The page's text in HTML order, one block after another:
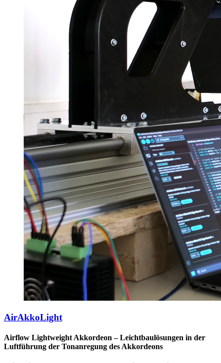
AirAkkoLight
Airflow Lightweight Akkordeon – Leichtbaulösungen in der
Luftführung der Tonanregung des Akkordeons